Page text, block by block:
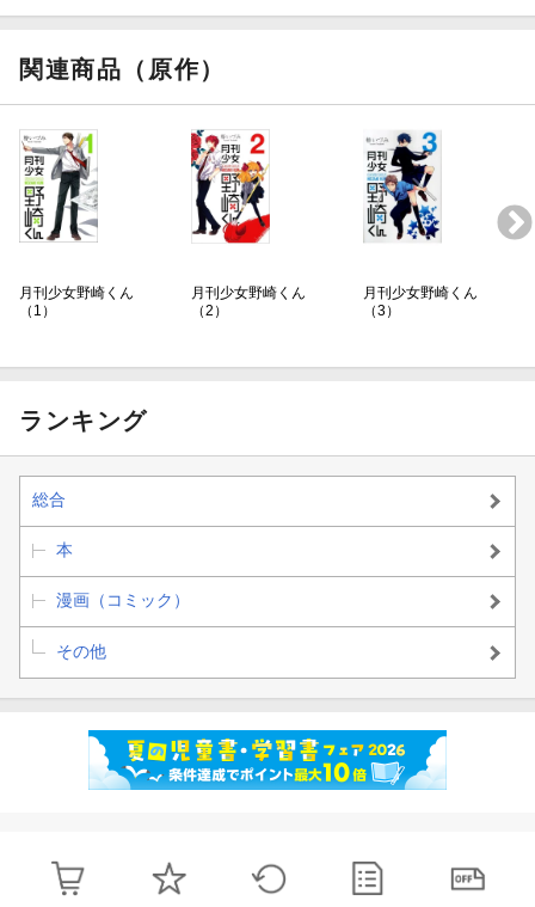
関連商品（原作）
月刊少女野崎くん
（1）
月刊少女野崎くん
（2）
月刊少女野崎くん
（3）
ランキング
総合
本
漫画（コミック）
その他